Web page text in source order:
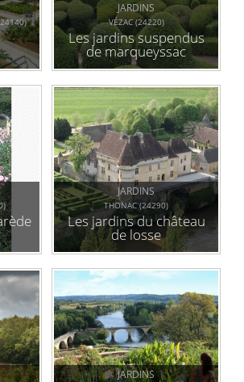
JARDINS
VÉZAC (24220)
Les jardins suspendus
de marqueyssac
JARDINS
THONAC (24290)
Les jardins du château
de losse
JARDINS